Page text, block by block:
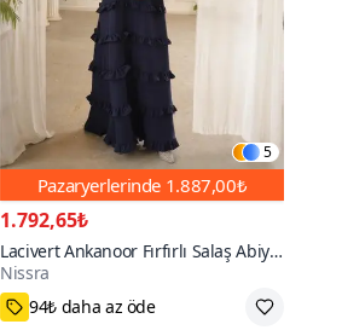
5
Pazaryerlerinde 1.887,00₺
1.792,65₺
Lacivert Ankanoor Fırfırlı Salaş Abiye
Elbise
Nissra
Standart